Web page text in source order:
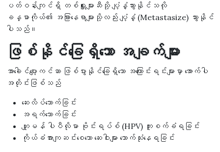
ပတ်ဝန်းကျင်ရှိ တစ်ရှူးများဆီသို့ ပျံ့နှံ့သွားနိုင်သလို
ခန္ဓာကိုယ်၏ အခြားနေရာများသို့လည်း ပျံ့နှံ့ (Metastasize) သွားနိုင်
ပါသည်။
ဖြစ်နိုင်ခြေရှိသော အချက်များ
အာခေါင်ပျော့ကင်ဆာ ဖြစ်ပွားနိုင်ခြေရှိသော အကြောင်းရင်းများမှာ အောက်ပါ
အတိုင်းဖြစ်သည်
ဆေးလိပ်သောက်ခြင်း
အရက်သောက်ခြင်း
ဟျူမန် ပါပီလိုမာ ဗိုင်းရပ်စ် (HPV) ကူးစက်ခံရခြင်း
ကိုယ်ခံအားကျဆင်းစေသော ဆေးဝါးများ သောက်သုံးနေရခြင်း